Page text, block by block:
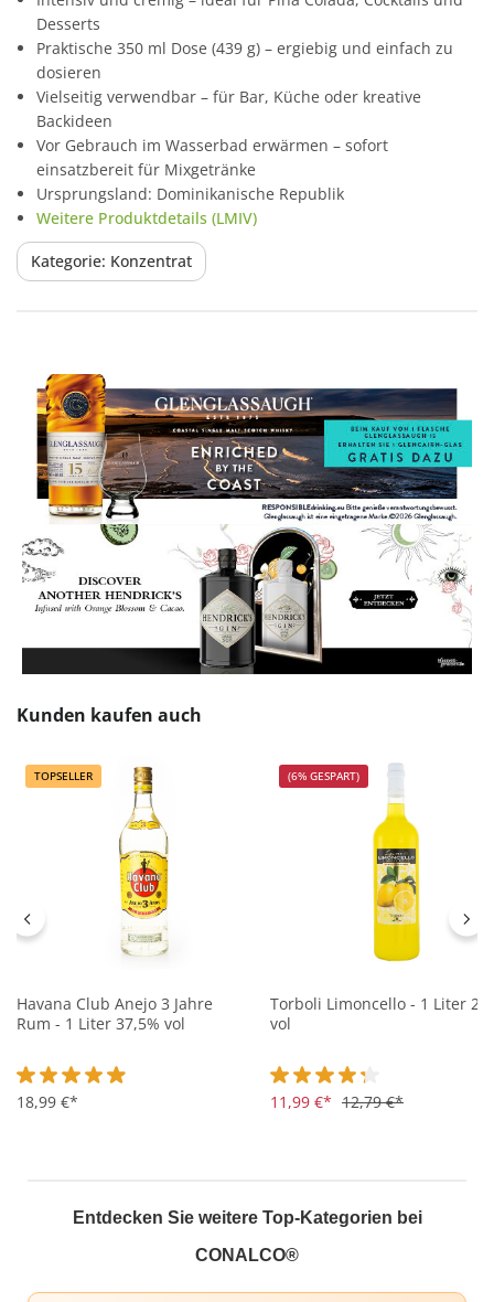
Desserts
Praktische 350 ml Dose (439 g) – ergiebig und einfach zu
dosieren
Vielseitig verwendbar – für Bar, Küche oder kreative
Backideen
Vor Gebrauch im Wasserbad erwärmen – sofort
einsatzbereit für Mixgetränke
Ursprungsland: Dominikanische Republik
Weitere Produktdetails (LMIV)
Kategorie: Konzentrat
Produktgalerie überspringen
Kunden kaufen auch
TOPSELLER
Havana Club Anejo 3 Jahre
Rum - 1 Liter 37,5% vol
Durchschnittliche Bewertung von 4.9 von 5 Sternen
18,99 €*
(6% GESPART)
Torboli Limoncello - 1 Liter
vol
Durchschnittliche
11,99 €* 12,79 €*
Entdecken Sie weitere Top-Kategorien bei
CONALCO®